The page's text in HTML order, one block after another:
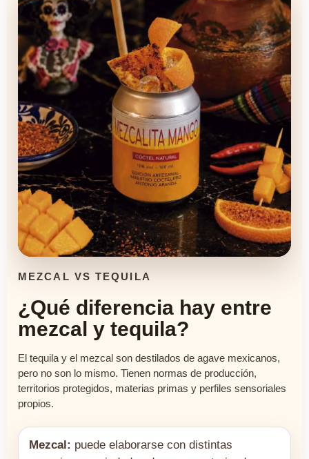
MEZCAL VS TEQUILA
¿Qué diferencia hay entre
mezcal y tequila?
El tequila y el mezcal son destilados de agave mexicanos,
pero no son lo mismo. Tienen normas de producción,
territorios protegidos, materias primas y perfiles sensoriales
propios.
Mezcal: puede elaborarse con distintas